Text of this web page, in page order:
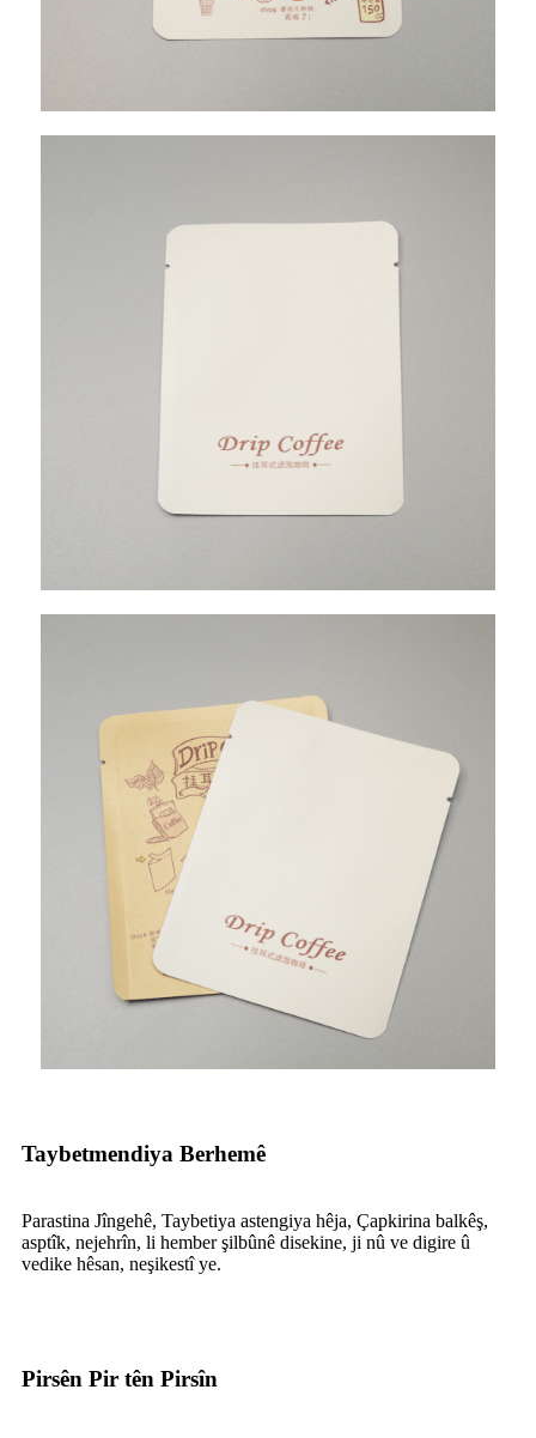
Taybetmendiya Berhemê
Parastina Jîngehê, Taybetiya astengiya hêja, Çapkirina balkêş,
asptîk, nejehrîn, li hember şilbûnê disekine, ji nû ve digire û
vedike hêsan, neşikestî ye.
Pirsên Pir tên Pirsîn